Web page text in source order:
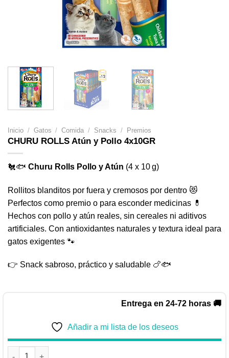
Inicio / Gatos / Comida / Snacks / Premios
CHURU ROLLS Atún y Pollo 4x10GR
🐔🐟 Churu Rolls Pollo y Atún (4 x 10 g)
Rollitos blanditos por fuera y cremosos por dentro 😻
Perfectos como premio o para esconder medicinas 💊
Hechos con pollo y atún reales, sin cereales ni aditivos
artificiales. Con antioxidantes naturales y textura ideal para
gatos exigentes 🐾
👉 Snack sabroso, práctico y saludable 🍗🐟
Entrega en 24-72 horas 🚚
Añadir a mi lista de los deseos
CHURU ROLLS Atún y Pollo 4x10GR cantidad